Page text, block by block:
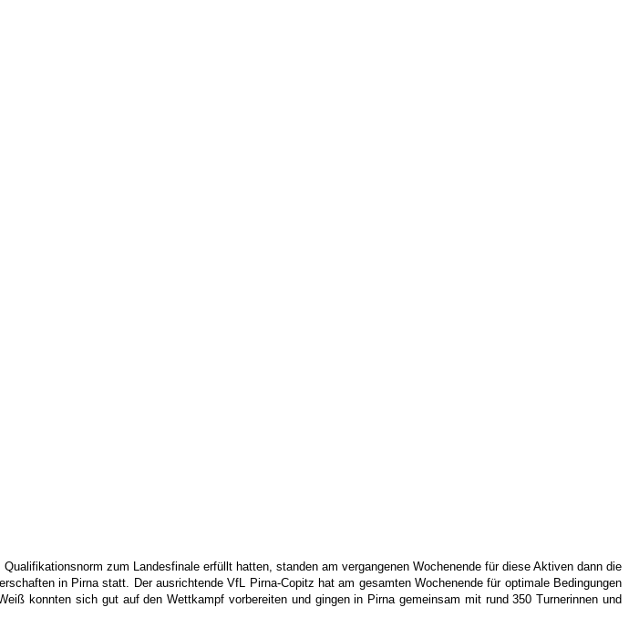
zum Landesfinale erfüllt hatten, standen am vergangenen Wochenende für diese Aktiven dann die
in Pirna statt. Der ausrichtende VfL Pirna-Copitz hat am gesamten Wochenende für optimale Bedingungen
konnten sich gut auf den Wettkampf vorbereiten und gingen in Pirna gemeinsam mit rund 350 Turnerinnen und